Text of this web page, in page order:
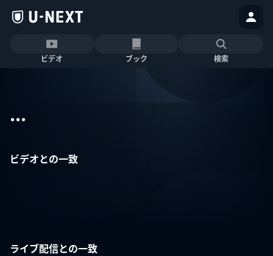
ビデオ ブック 検索
...
ビデオとの一致
ライブ配信との一致